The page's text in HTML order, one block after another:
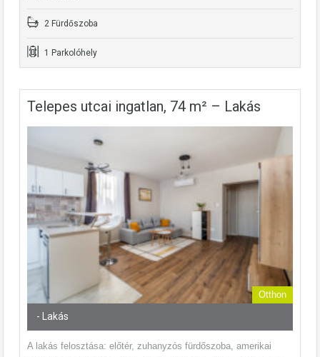
2 Fürdőszoba
1 Parkolóhely
Telepes utcai ingatlan, 74 m² – Lakás
Otthon
- Lakás
A lakás felosztása: előtér, zuhanyzós fürdőszoba, amerikai